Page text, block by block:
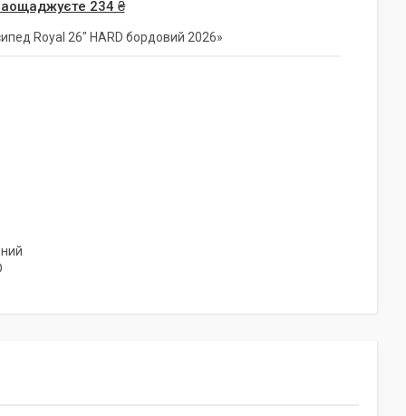
234 ₴
Royal 26" HARD бордовий 2026»